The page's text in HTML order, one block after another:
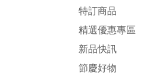
特訂商品
精選優惠專區
新品快訊
節慶好物